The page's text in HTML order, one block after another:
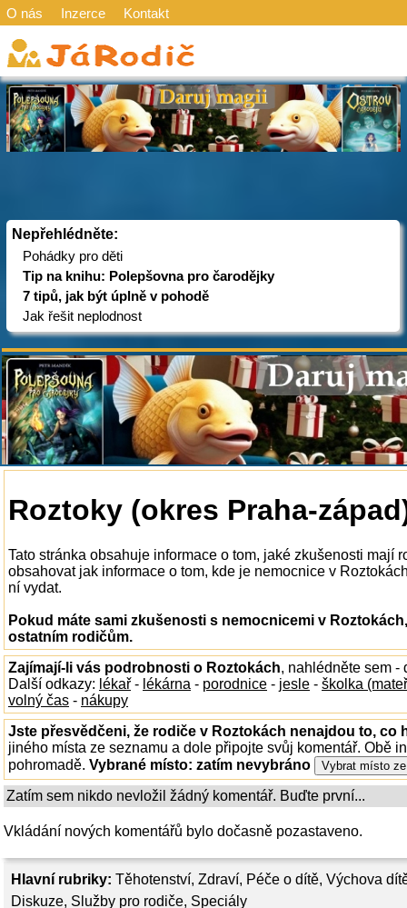
O nás Inzerce Kontakt
Nepřehlédněte:
Pohádky pro děti
Tip na knihu: Polepšovna pro čarodějky
7 tipů, jak být úplně v pohodě
Jak řešit neplodnost
Hlavní rubriky: Těhotenství, Zdraví, Péče o dítě, Výchova
Diskuze, Služby pro rodiče, Speciály
Roztoky (okres Praha-
Tato stránka obsahuje informace o tom, jaké zkušenosti mají
obsahovat jak informace o tom, kde je nemocnice v
ní vydat.
Pokud máte sami zkušenosti s nemocnicemi v
ostatním rodičům.
Zajímají-li vás podrobnosti o Roztokách, nahlédněte sem -
Další odkazy: lékař - lékárna - porodnice - jesle - školka
volný čas - nákupy
Jste přesvědčeni, že rodiče v Roztokách nenajdou to, co
jiného místa ze seznamu a dole připojte svůj komentář. Obě
pohromadě. Vybrané místo: zatím nevybráno
Zatím sem nikdo nevložil žádný komentář. Buďte první...
Vkládání nových komentářů bylo dočasně pozastaveno.